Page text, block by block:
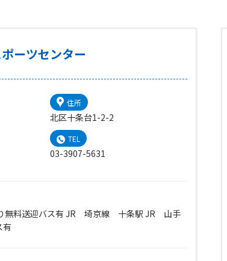
ーツセンター
住所
北区十条台1-2-2
TEL
03-3907-5631
料送迎バス有 JR 埼京線 十条駅 JR 山手
有